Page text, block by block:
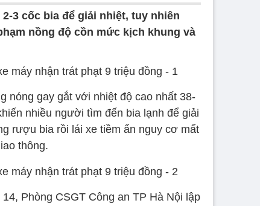
3 cốc bia để giải nhiệt, tuy nhiên
nồng độ cồn mức kịch khung và
nóng gay gắt với nhiệt độ cao nhất 38-
nhiều người tìm đến bia lạnh để giải
rượu bia rồi lái xe tiềm ẩn nguy cơ mất
thông.
Phòng CSGT Công an TP Hà Nội lập